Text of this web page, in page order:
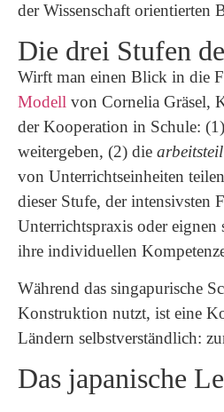
der Wissenschaft orientierten
Die drei Stufen
Wirft man einen Blick in die
Modell von Cornelia Gräsel,
der Kooperation in Schule:
weitergeben, (2) die
von Unterrichtseinheiten
dieser Stufe, der intensivsten
Unterrichtspraxis oder eignen
ihre individuellen
Während das singapurische
Konstruktion nutzt, ist eine
Ländern selbstverständlich:
Das japanische